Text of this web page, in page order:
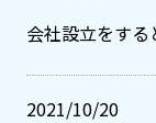
会社設立をす
2021/10/20